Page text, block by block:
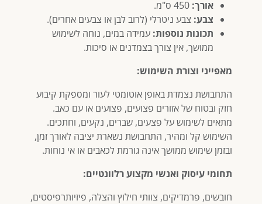
אורך:
צבע: צבע ניטרלי (לרוב לבן או צבעים אחרים).
תכונות נוספות: עמידה במים, נוחה לשימוש
ממושך, אין צורך בצמדנים או סיכות.
מאפייני וצורת השימוש:
התחבושת נצמדת באופן אוטומטי לעור ומספקת קיבוע
חזק ובטוח של אזורים פצועים, פצועים או עם כאב.
מתאים לשימוש על פצעים, שברים, נקעים, וחתכים.
השימוש קל ומהיר, התחבושת נשארת יציבה לאורך זמן,
ובזמן שימוש ממושך אינה גורמת לכאבים או אי נוחות.
תחומי עיסוק ואנשי מקצוע רלוונטיים:
חובשים, פרמדיקים, צוותי חילוץ והצלה, פיזיותרפיסטים,